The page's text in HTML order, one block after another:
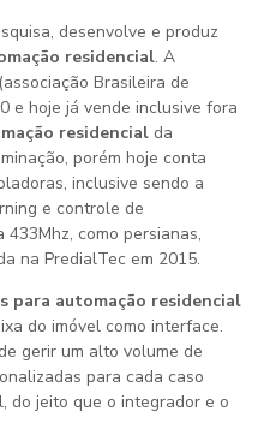
desenvolve e produz
residencial. A
Brasileira de
e hoje já vende inclusive fora
residencial da
porém hoje conta
inclusive sendo a
e controle de
como persianas,
na PredialTec em 2015.
para automação residencial
do imóvel como interface.
gerir um alto volume de
para cada caso
do jeito que o integrador e o